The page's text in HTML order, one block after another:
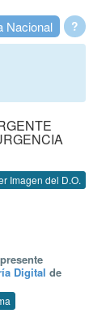
?
Nacional
Imagen del D.O.
Digital de